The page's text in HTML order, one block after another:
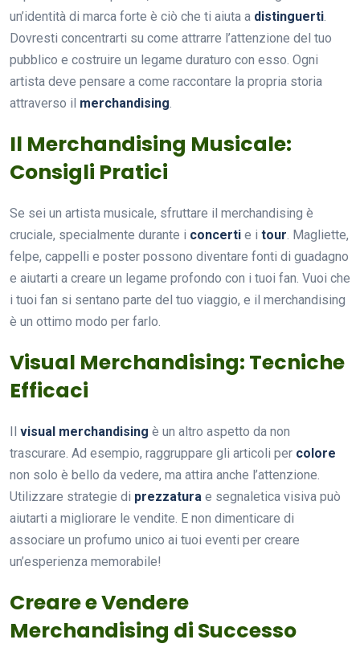
un’identità di marca forte è ciò che ti aiuta a distinguerti
Dovresti concentrarti su come attrarre l’attenzione del tuo
pubblico e costruire un legame duraturo con esso. Ogni
artista deve pensare a come raccontare la propria storia
attraverso il merchandising
Il Merchandising Musicale:
Consigli Pratici
Se sei un artista musicale, sfruttare il merchandising è
cruciale, specialmente durante i concerti e i tour . Magliette,
felpe, cappelli e poster possono diventare fonti di guadagno
e aiutarti a creare un legame profondo con i tuoi fan. Vuoi che
i tuoi fan si sentano parte del tuo viaggio, e il merchandising
è un ottimo modo per farlo.
Visual Merchandising: Tecniche
Efficaci
Il visual merchandising è un altro aspetto da non
trascurare. Ad esempio, raggruppare gli articoli per colore
non solo è bello da vedere, ma attira anche l’attenzione.
Utilizzare strategie di prezzatura e segnaletica visiva può
aiutarti a migliorare le vendite. E non dimenticare di
associare un profumo unico ai tuoi eventi per creare
un’esperienza memorabile!
Creare e Vendere
Merchandising di Successo